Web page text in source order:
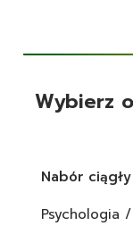
Wybierz
Nabór ciągły
Psychologia